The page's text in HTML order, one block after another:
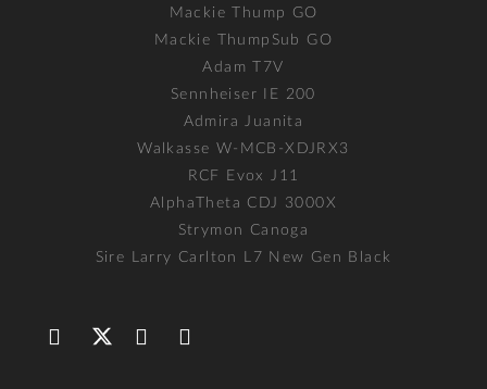
Mackie Thump GO
Mackie ThumpSub GO
Adam T7V
Sennheiser IE 200
Admira Juanita
Walkasse W-MCB-XDJRX3
RCF Evox J11
AlphaTheta CDJ 3000X
Strymon Canoga
Sire Larry Carlton L7 New Gen Black